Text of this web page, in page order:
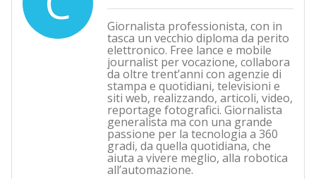
Giornalista professionista, con in
tasca un vecchio diploma da perito
elettronico. Free lance e mobile
journalist per vocazione, collabora
da oltre trent’anni con agenzie di
stampa e quotidiani, televisioni e
siti web, realizzando, articoli, video,
reportage fotografici. Giornalista
generalista ma con una grande
passione per la tecnologia a 360
gradi, da quella quotidiana, che
aiuta a vivere meglio, alla robotica
all’automazione.